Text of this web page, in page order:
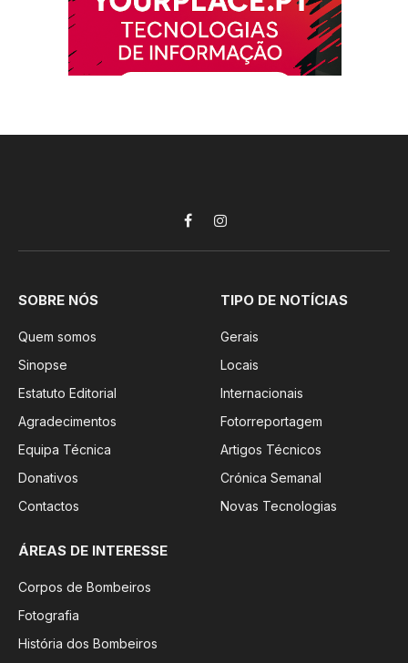
FacebookInstagram
SOBRE NÓS
Quem somos
Sinopse
Estatuto Editorial
Agradecimentos
Equipa Técnica
Donativos
Contactos
TIPO DE NOTÍCIAS
Gerais
Locais
Internacionais
Fotorreportagem
Artigos Técnicos
Crónica Semanal
Novas Tecnologias
ÁREAS DE INTERESSE
Corpos de Bombeiros
Fotografia
História dos Bombeiros